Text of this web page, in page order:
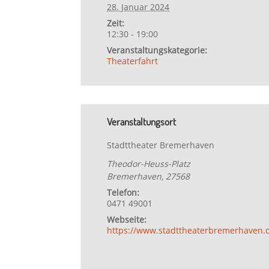
28. Januar 2024
Zeit:
12:30 - 19:00
Veranstaltungskategorie:
Theaterfahrt
Veranstaltungsort
Stadttheater Bremerhaven
Theodor-Heuss-Platz
Bremerhaven, 27568
Telefon:
0471 49001
Webseite:
https://